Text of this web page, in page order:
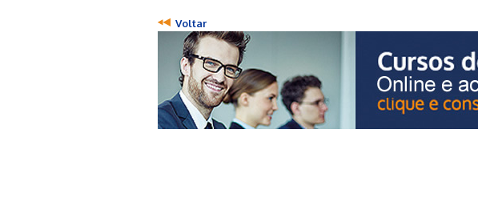
Voltar